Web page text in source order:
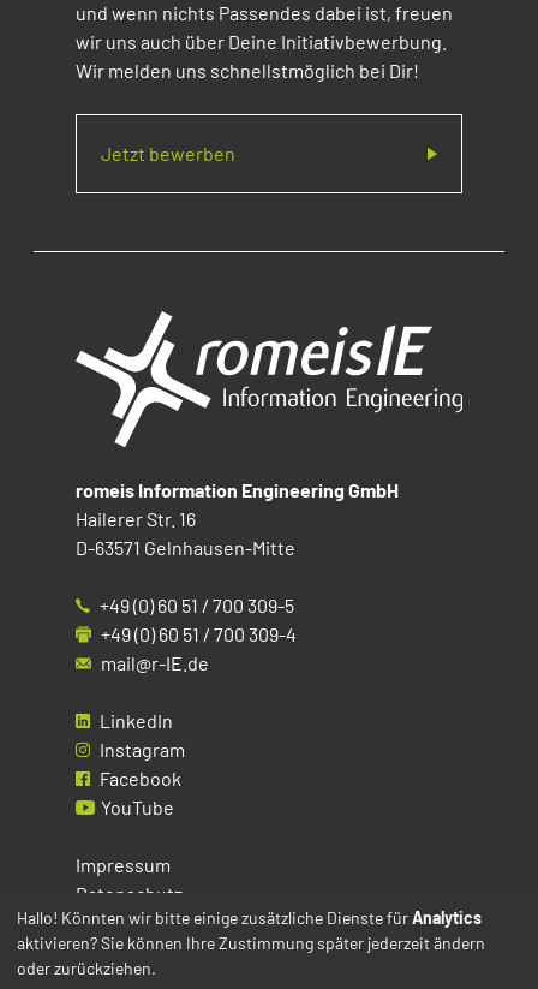
und wenn nichts Passendes dabei ist, freuen
wir uns auch über Deine Initiativbewerbung.
Wir melden uns schnellstmöglich bei Dir!
Jetzt bewerben
romeis Information Engineering GmbH
Hailerer Str. 16
D-63571 Gelnhausen-Mitte
+49 (0) 60 51 / 700 309-5
+49 (0) 60 51 / 700 309-4
mail@r-IE.de
LinkedIn
Instagram
Facebook
YouTube
Impressum
Datenschutz
Cookies
Hallo! Könnten wir bitte einige zusätzliche Dienste fürAnalytics
aktivieren? Sie können Ihre Zustimmung später jederzeit ändern
oder zurückziehen.